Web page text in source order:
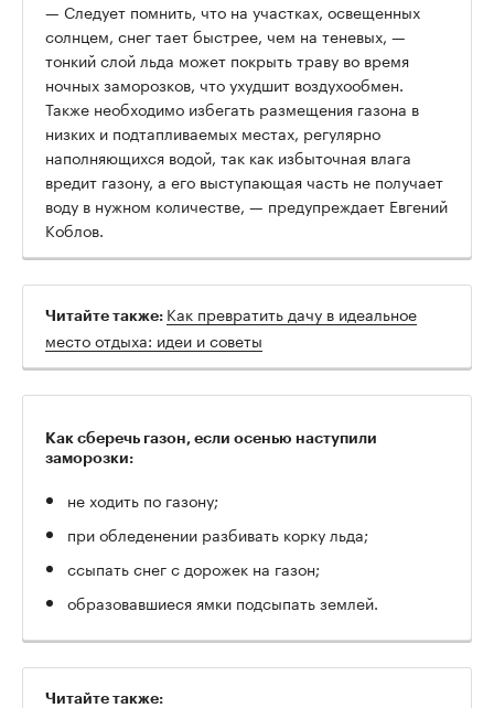
— Следует помнить, что на участках, освещенных
солнцем, снег тает быстрее, чем на теневых, —
тонкий слой льда может покрыть траву во время
ночных заморозков, что ухудшит воздухообмен.
Также необходимо избегать размещения газона в
низких и подтапливаемых местах, регулярно
наполняющихся водой, так как избыточная влага
вредит газону, а его выступающая часть не получает
воду в нужном количестве, — предупреждает Евгений
Коблов.
Читайте также: Как превратить дачу в идеальное
место отдыха: идеи и советы
Как сберечь газон, если осенью наступили
заморозки:
не ходить по газону;
при обледенении разбивать корку льда;
ссыпать снег с дорожек на газон;
образовавшиеся ямки подсыпать землей.
Читайте также: